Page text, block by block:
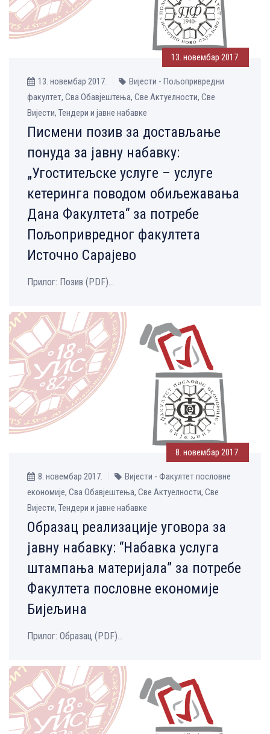
13. новембар 2017.
13. новембар 2017.
Вијести - Пољопривредни
факултет, Сва Обавјештења, Све Aктуелности, Све
Вијести, Тендери и јавне набавке
Писмени позив за достављање
понуда за јавну набавку:
„Угоститељске услуге – услуге
кетеринга поводом обиљежавања
Дана Факултета“ за потребе
Пољопривредног факултета
Источно Сарајево
Прилог: Позив (PDF)...
8. новембар 2017.
8. новембар 2017.
Вијести - Факултет пословне
економије, Сва Обавјештења, Све Aктуелности, Све
Вијести, Тендери и јавне набавке
Образац реализације уговора за
јавну набавку: “Набавка услуга
штампања материјала” за потребе
Факултета пословне економије
Бијељина
Прилог: Образац (PDF)...